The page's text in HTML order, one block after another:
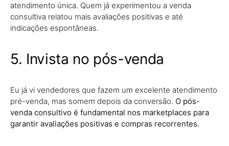
atendimento única. Quem já experimentou a venda
consultiva relatou mais avaliações positivas e até
indicações espontâneas.
5. Invista no pós-venda
Eu já vi vendedores que fazem um excelente atendimento
pré-venda, mas somem depois da conversão. O pós-
venda consultivo é fundamental nos marketplaces para
garantir avaliações positivas e compras recorrentes.